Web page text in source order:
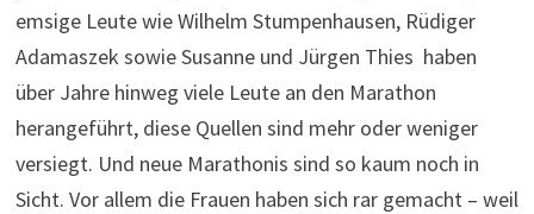
emsige Leute wie Wilhelm Stumpenhausen, Rüdiger
Adamaszek sowie Susanne und Jürgen Thies haben
über Jahre hinweg viele Leute an den Marathon
herangeführt, diese Quellen sind mehr oder weniger
versiegt. Und neue Marathonis sind so kaum noch in
Sicht. Vor allem die Frauen haben sich rar gemacht – weil